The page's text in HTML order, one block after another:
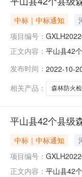
中标｜中标通知
项目编号：
正文内容： 平山县42
防火检查
发布时间： 2022-10-
相关产品：
森林防火
平山县42个县级
中标｜中标通知
项目编号：
正文内容： 平山县42